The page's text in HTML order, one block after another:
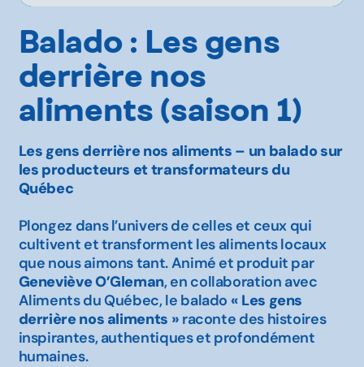
Balado : Les gens
derrière nos
aliments (saison 1)
Les gens derrière nos aliments – un balado sur
les producteurs et transformateurs du
Québec
Plongez dans l’univers de celles et ceux qui
cultivent et transforment les aliments locaux
que nous aimons tant. Animé et produit par
Geneviève O’Gleman, en collaboration avec
Aliments du Québec, le balado « Les gens
derrière nos aliments » raconte des histoires
inspirantes, authentiques et profondément
humaines.